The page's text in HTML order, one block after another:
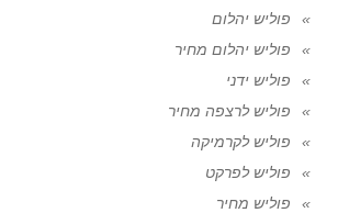
פוליש יהלום
פוליש יהלום מחיר
פוליש ידני
פוליש לרצפה מחיר
פוליש לקרמיקה
פוליש לפרקט
פוליש מחיר